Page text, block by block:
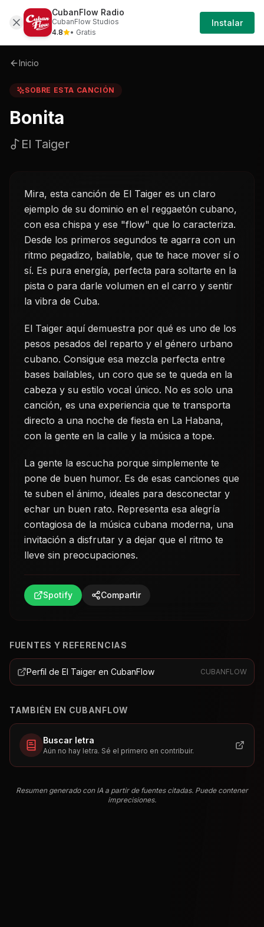
Sobre Bonita-el-taiger
Iniciar
Sesión
Inicio
SOBRE ESTA CANCIÓN
Bonita
El Taiger
Mira, esta canción de El Taiger es un claro
ejemplo de su dominio en el reggaetón cubano,
con esa chispa y ese "flow" que lo caracteriza.
Desde los primeros segundos te agarra con un
ritmo pegadizo, bailable, que te hace mover sí o
sí. Es pura energía, perfecta para soltarte en la
pista o para darle volumen en el carro y sentir
la vibra de Cuba.
El Taiger aquí demuestra por qué es uno de los
pesos pesados del reparto y el género urbano
cubano. Consigue esa mezcla perfecta entre
bases bailables, un coro que se te queda en la
cabeza y su estilo vocal único. No es solo una
canción, es una experiencia que te transporta
directo a una noche de fiesta en La Habana,
con la gente en la calle y la música a tope.
La gente la escucha porque simplemente te
pone de buen humor. Es de esas canciones que
te suben el ánimo, ideales para desconectar y
echar un buen rato. Representa esa alegría
contagiosa de la música cubana moderna, una
invitación a disfrutar y a dejar que el ritmo te
lleve sin preocupaciones.
Spotify Compartir
FUENTES Y REFERENCIAS
Perfil de El Taiger en CubanFlow CUBANFLOW
TAMBIÉN EN CUBANFLOW
Buscar letra
Aún no hay letra. Sé el primero en contribuir.
Resumen generado con IA a partir de fuentes citadas. Puede contener
imprecisiones.
CubanFlow Radio
CubanFlow Studios
4.8
• Gratis
Instalar